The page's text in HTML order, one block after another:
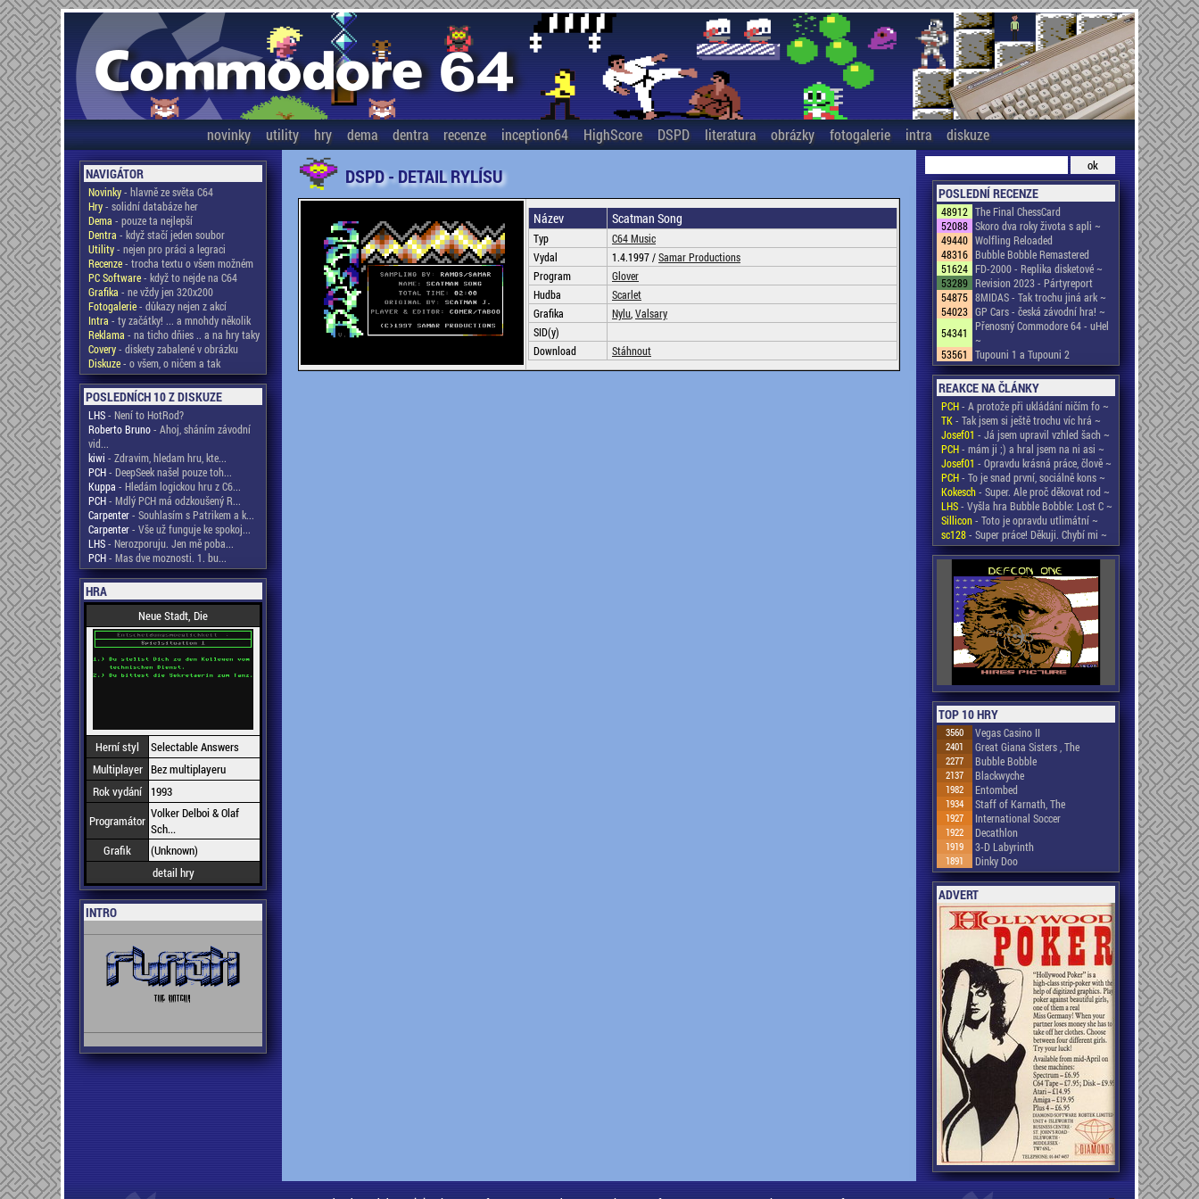
novinky utility hry dema dentra recenze inception64 HighScore DSPD literatura obrázky fotogalerie intra diskuze
NAVIGÁTOR
Novinky- hlavně ze světa C64
Hry- solidní databáze her
Dema - pouze ta nejlepší
Dentra - když stačí jeden soubor
Utility- nejen pro práci a legraci
Recenze- trocha textu o všem možném
PC Software- když to nejde na C64
Grafika - ne vždy jen 320x200
Fotogalerie- důkazy nejen z akcí
Intra - ty začátky! ... a mnohdy několik
Reklama - na ticho dňies .. a na hry taky
Covery- diskety zabalené v obrázku
Diskuze- o všem, o ničem a tak
POSLEDNÍCH 10 Z DISKUZE
LHS- Není to HotRod?
Roberto Bruno- Ahoj, sháním závodní
vid...
kiwi - Zdravim, hledam hru, kte...
PCH- DeepSeek našel pouze toh...
Kuppa - Hledám logickou hru z C6...
PCH- Mdlý PCH má odzkoušený R...
Carpenter- Souhlasím s Patrikem a k...
Carpenter- Vše už funguje ke spokoj...
LHS- Nerozporuju. Jen mě poba...
PCH- Mas dve moznosti. 1. bu...
HRA
Neue Stadt, Die
Herní styl
Selectable Answers
Multiplayer Bez multiplayeru
Rok vydání
1993
Programátor Volker Delboi & Olaf
Sch...
Grafik
(Unknown)
detail hry
INTRO
DSPD - DETAIL RYLÍSU
Název Scatman Song
Typ
C64 Music
Vydal
1.4.1997 /Samar Productions
Program
Glover
Hudba
Scarlet
Grafika
Nylu Valsary
SID(y)
Download
Stáhnout
POSLEDNÍ RECENZE
48912 The Final ChessCard
52088 Skoro dva roky života s apli ~
49440 Wolfling Reloaded
48316 Bubble Bobble Remastered
51624 FD-2000 - Replika disketové ~
53289 Revision 2023 - Pártyreport
54875 8MIDAS - Tak trochu jiná ark ~
54023 GP Cars - česká závodní hra! ~
54341
Přenosný Commodore 64 - uHel
~
53561
Tupouni 1 a Tupouni 2
REAKCE NA ČLÁNKY
PCH- A protože při ukládání ničím fo ~
TK- Tak jsem si ještě trochu víc hrá ~
Josef01 - Já jsem upravil vzhled šach ~
PCH- mám ji ;) a hral jsem na ni asi ~
Josef01 - Opravdu krásná práce, člově ~
PCH- To je snad první, sociálně kons ~
Kokesch- Super. Ale proč děkovat rod ~
LHS- Vyšla hra Bubble Bobble: Lost C ~
Sillicon- Toto je opravdu utlimátní ~
sc128- Super práce! Děkuji. Chybí mi ~
TOP 10 HRY
3560 Vegas Casino II
2401 Great Giana Sisters , The
2277 Bubble Bobble
2137 Blackwyche
1982 Entombed
1934 Staff of Karnath, The
1927 International Soccer
1922 Decathlon
1919 3-D Labyrinth
1891 Dinky Doo
ADVERT